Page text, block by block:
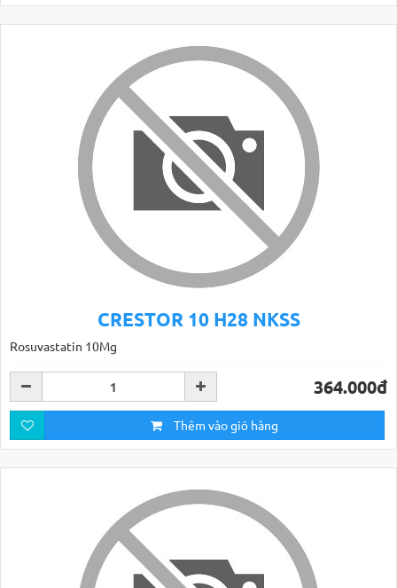
CRESTOR 10 H28 NKSS
Rosuvastatin 10Mg
364.000đ
Thêm vào giỏ hàng